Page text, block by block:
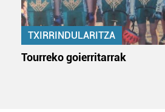
TXIRRINDULARITZA
Tourreko goierritarrak